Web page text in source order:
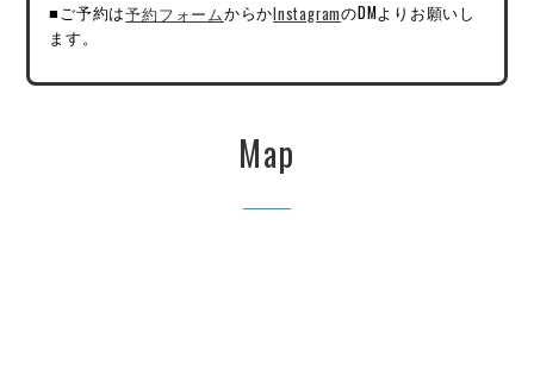
■ご予約は予約フォームからかInstagramのDMよりお願いし
ます。
Map